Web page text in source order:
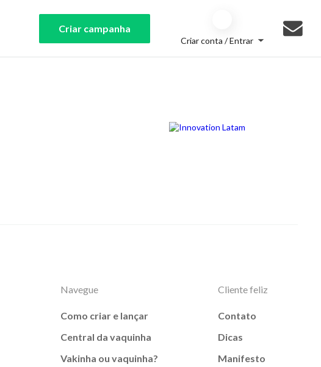
Criar campanha
Criar conta / Entrar
Navegue
Como criar e lançar
Central da vaquinha
Vakinha ou vaquinha?
Cliente feliz
Contato
Dicas
Manifesto